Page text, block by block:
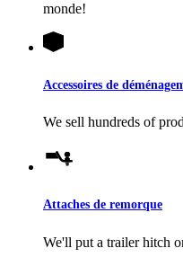
monde!
Accessoires de
We sell hundreds of
Attaches de remorque
We'll put a trailer hitch